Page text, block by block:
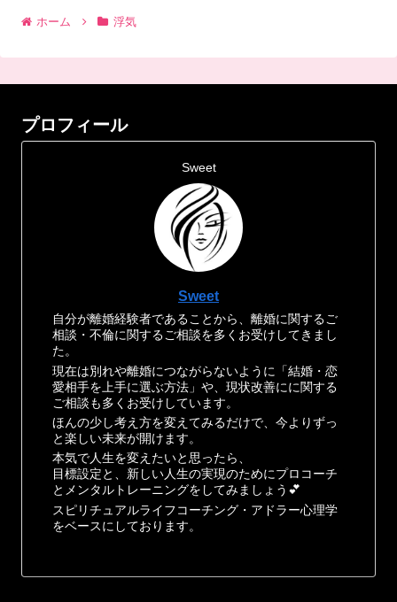
ホーム 浮気
プロフィール
Sweet
Sweet
自分が離婚経験者であることから、離婚に関するご
相談・不倫に関するご相談を多くお受けしてきまし
た。
現在は別れや離婚につながらないように「結婚・恋
愛相手を上手に選ぶ方法」や、現状改善にに関する
ご相談も多くお受けしています。
ほんの少し考え方を変えてみるだけで、今よりずっ
と楽しい未来が開けます。
本気で人生を変えたいと思ったら、
目標設定と、新しい人生の実現のためにプロコーチ
とメンタルトレーニングをしてみましょう💕
スピリチュアルライフコーチング・アドラー心理学
をベースにしております。